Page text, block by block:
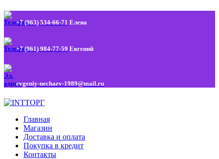
+7 (963) 534-66-71 Елена
+7 (961) 984-77-59 Евгений
evgeniy-nechaev-1989@mail.ru
Главная
Магазин
Доставка и оплата
Покупка в кредит
Контакты